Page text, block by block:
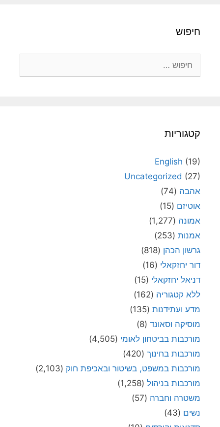
חיפוש
קטגוריות
English (19)
Uncategorized (27)
אהבה (74)
אוטיזם (15)
אמונה (1,277)
אמנות (253)
גרשון הכהן (818)
דור יחזקאלי (16)
דניאל יחזקאלי (15)
ללא קטגוריה (162)
מדע ועתידנות (135)
מוסיקה וסאונד (8)
מורכבות בביטחון לאומי (4,505)
מורכבות בחינוך (420)
מורכבות במשפט, בשיטור ובאכיפת חוק (2,103)
מורכבות בניהול (1,258)
משטרה וחברה (57)
נשים (43)